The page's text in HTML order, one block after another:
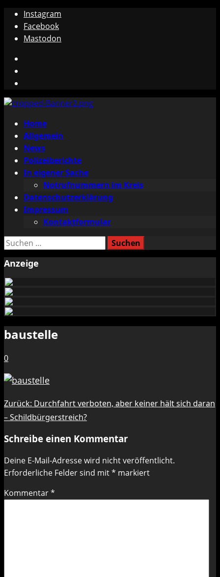
Zum
Inhalt
springen
Instagram
Facebook
Mastodon
Primäres
Menü
Home
Allgemein
News
Polizeiberichte
In eigener Sache
Notrufnummern im Kreis
Datenschutzerklärung
Impressum
Kontaktformular
Suchen
Anzeige
baustelle
0
Beitragsnavigation
Zurück: Durchfahrt verboten, aber keiner hält sich daran
– Schildbürgerstreich?
Schreibe einen Kommentar
Deine E-Mail-Adresse wird nicht veröffentlicht.
Erforderliche Felder sind mit* markiert
Kommentar*